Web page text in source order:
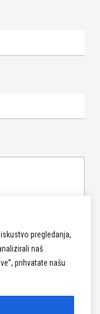
pregledanja,
naš
prihvatate našu